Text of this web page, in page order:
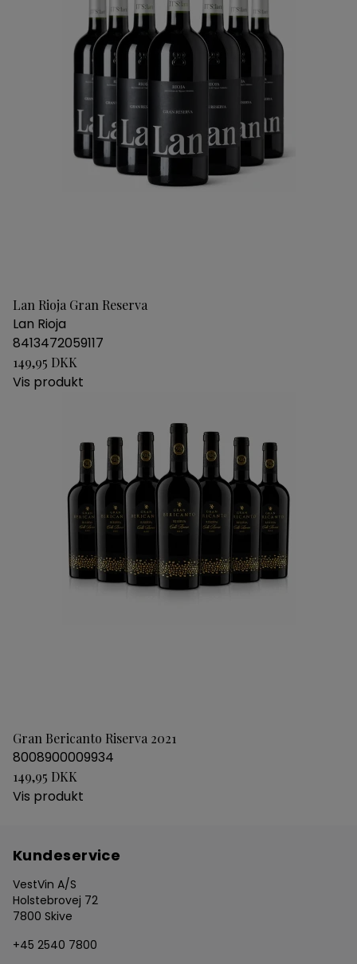
Lan Rioja Gran Reserva
Lan Rioja
8413472059117
149,95 DKK
Vis produkt
Gran Bericanto Riserva 2021
8008900009934
149,95 DKK
Vis produkt
Kundeservice
VestVin A/S
Holstebrovej 72
7800 Skive
+45 2540 7800